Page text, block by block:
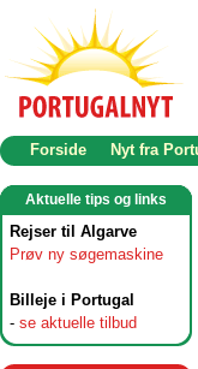
Forside Nyt fra
Aktuelle tips og links
Rejser til Algarve
Prøv ny søgemaskine
Billeje i Portugal
- se aktuelle tilbud